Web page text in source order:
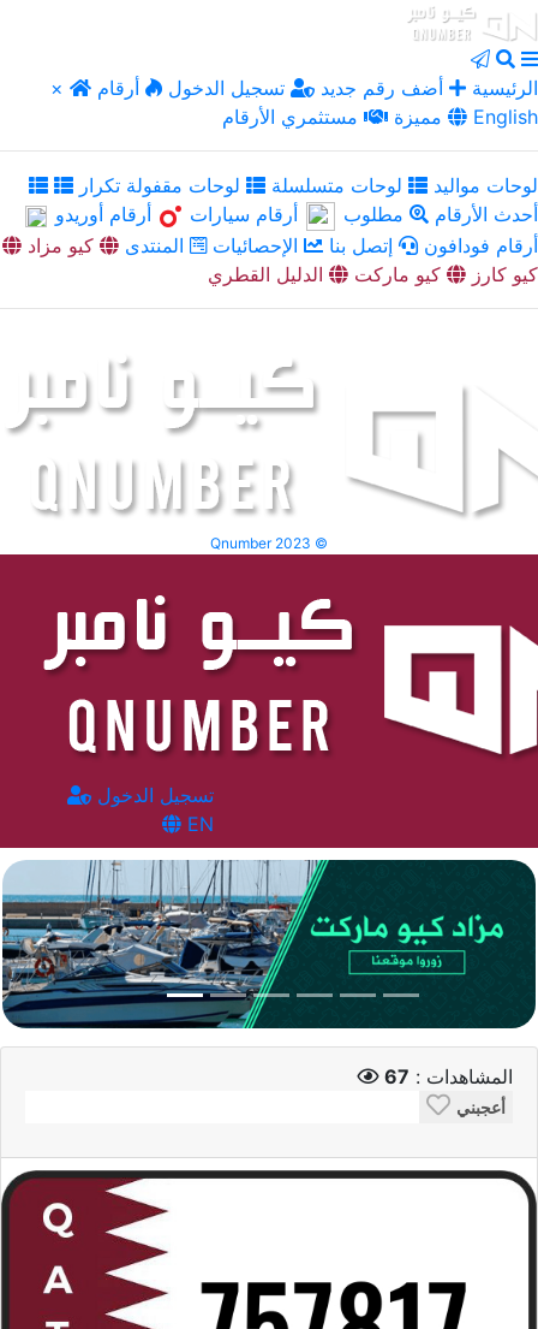
× الرئيسية أضف رقم جديد تسجيل الدخول
أرقام
مميزة
مستثمري الأرقام English
لوحات مواليد لوحات متسلسلة
لوحات مقفولة تكرار
أحدث الأرقام
مطلوب أرقام سيارات
أرقام أوريدو
أرقام فودافون
إتصل بنا الإحصائيات المنتدى
كيو مزاد
كيو كارز
كيو ماركت الدليل القطري
Qnumber 2023 ©
تسجيل الدخول
EN
المشاهدات : 67
أعجبني